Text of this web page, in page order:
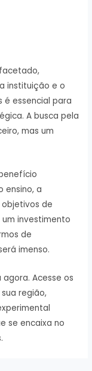
instituição e o
é essencial para
A busca pela
mas um
ensino, a
de
investimento
de
imenso.
Acesse os
região,
se encaixa no